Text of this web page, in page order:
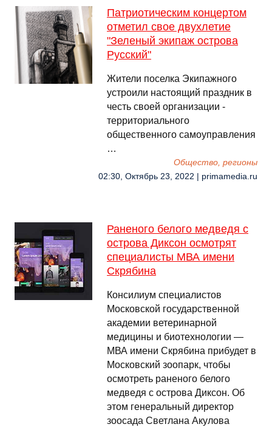
Патриотическим концертом
отметил свое двухлетие
"Зеленый экипаж острова
Русский"
Жители поселка Экипажного
устроили настоящий праздник в
честь своей организации -
территориального
общественного самоуправления
…
Общество, регионы
02:30, Октябрь 23, 2022 | primamedia.ru
Раненого белого медведя с
острова Диксон осмотрят
специалисты МВА имени
Скрябина
Консилиум специалистов
Московской государственной
академии ветеринарной
медицины и биотехнологии —
МВА имени Скрябина прибудет в
Московский зоопарк, чтобы
осмотреть раненого белого
медведя с острова Диксон. Об
этом генеральный директор
зоосада Светлана Акулова